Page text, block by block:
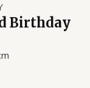
Birthday